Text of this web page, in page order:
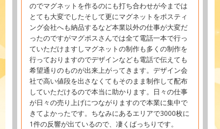
のでマグネットを作るのにも打ち合わせが今までは
とても大変でしたそして更にマグネットをポスティ
ング会社へも納品するなど本業以外の仕事が大変だ
ったのですがマグポスさんでは全て電話一本で行っ
ていただけますしマグネットの制作も多くの制作を
行っておりますのでデザインなども電話で伝えても
希望通りのものが出来上がってきます。デザイン会
社で高い値段を出さなくてもそのまま制作して配布
していただけるので本当に助かります。日々の仕事
が日々の売り上げにつながりますので本業に集中で
きてよかったです。ちなみにあるエリアで3000枚に
1件の反響が出ているので、凄くばっちりです。